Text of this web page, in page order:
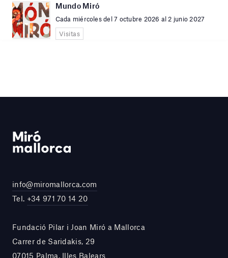
Mundo Miró
Cada miércoles del 7 octubre 2026 al 2 junio 2027
Visitas
info@miromallorca.com
Tel. +34 971 70 14 20
Fundació Pilar i Joan Miró a Mallorca
Carrer de Saridakis, 29
07015 Palma, Illes Balears